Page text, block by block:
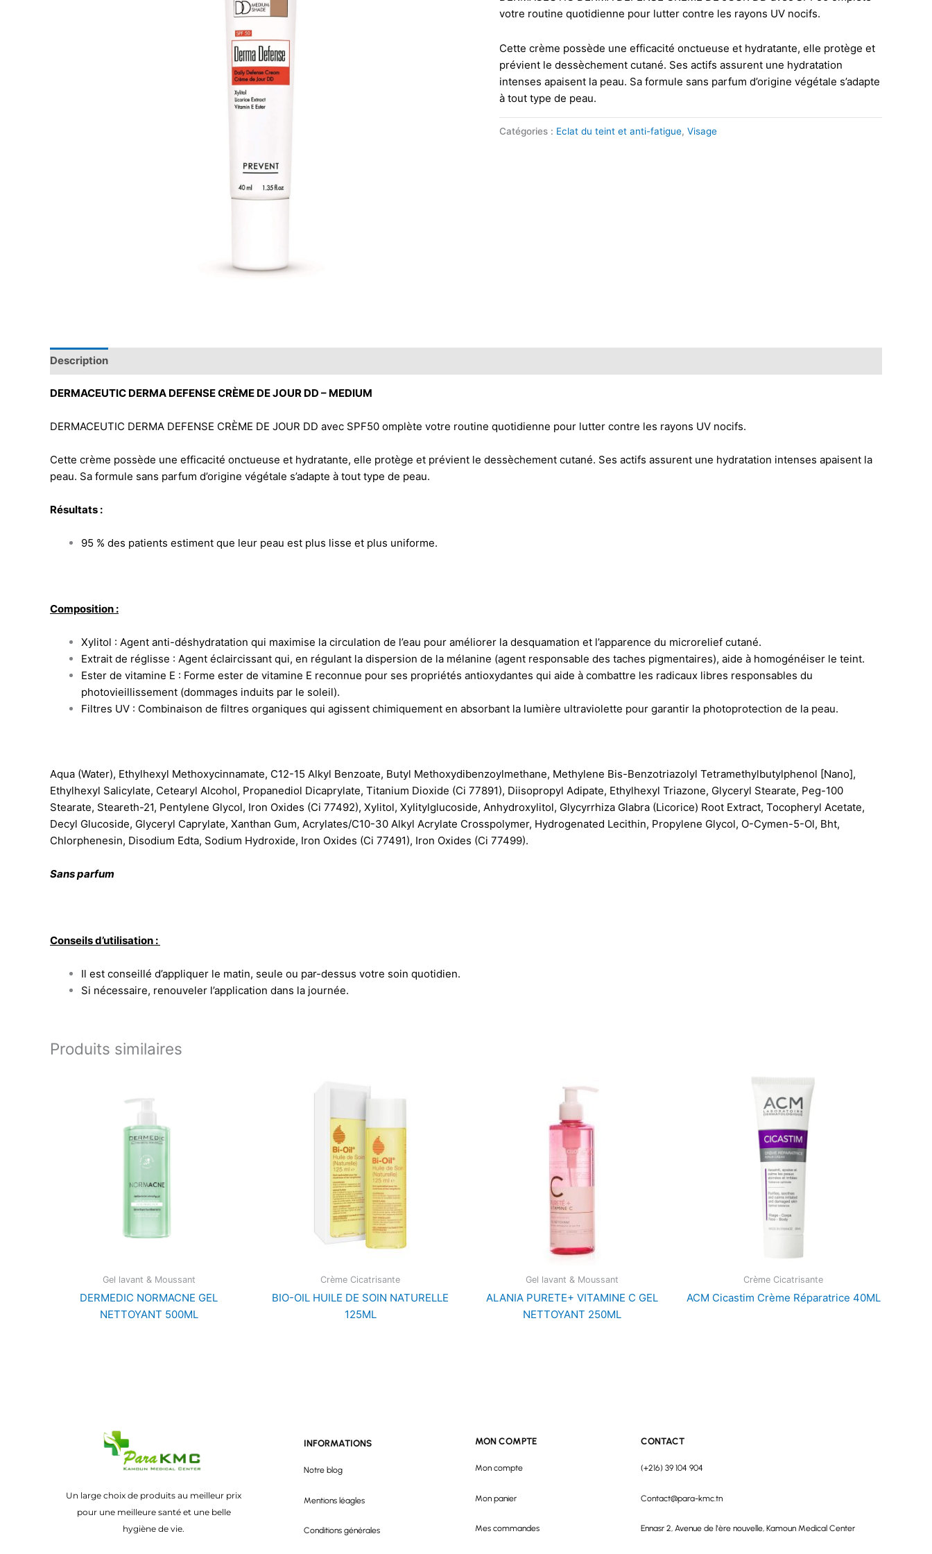
votre routine quotidienne pour lutter contre les rayons UV nocifs.
Cette crème possède une efficacité onctueuse et hydratante, elle protège et
prévient le dessèchement cutané. Ses actifs assurent une hydratation
intenses apaisent la peau. Sa formule sans parfum d’origine végétale s’adapte
à tout type de peau.
Catégories : Eclat du teint et anti-fatigue, Visage
Description
DERMACEUTIC DERMA DEFENSE CRÈME DE JOUR DD – MEDIUM
DERMACEUTIC DERMA DEFENSE CRÈME DE JOUR DD avec SPF50 omplète votre routine quotidienne pour lutter contre les rayons UV nocifs.
Cette crème possède une efficacité onctueuse et hydratante, elle protège et prévient le dessèchement cutané. Ses actifs assurent une hydratation intenses apaisent la
peau. Sa formule sans parfum d’origine végétale s’adapte à tout type de peau.
Résultats :
95 % des patients estiment que leur peau est plus lisse et plus uniforme.
Composition :
Xylitol : Agent anti-déshydratation qui maximise la circulation de l’eau pour améliorer la desquamation et l’apparence du microrelief cutané.
Extrait de réglisse : Agent éclaircissant qui, en régulant la dispersion de la mélanine (agent responsable des taches pigmentaires), aide à homogénéiser le teint.
Ester de vitamine E : Forme ester de vitamine E reconnue pour ses propriétés antioxydantes qui aide à combattre les radicaux libres responsables du
photovieillissement (dommages induits par le soleil).
Filtres UV : Combinaison de filtres organiques qui agissent chimiquement en absorbant la lumière ultraviolette pour garantir la photoprotection de la peau.
Aqua (Water), Ethylhexyl Methoxycinnamate, C12-15 Alkyl Benzoate, Butyl Methoxydibenzoylmethane, Methylene Bis-Benzotriazolyl Tetramethylbutylphenol [Nano],
Ethylhexyl Salicylate, Cetearyl Alcohol, Propanediol Dicaprylate, Titanium Dioxide (Ci 77891), Diisopropyl Adipate, Ethylhexyl Triazone, Glyceryl Stearate, Peg-100
Stearate, Steareth-21, Pentylene Glycol, Iron Oxides (Ci 77492), Xylitol, Xylitylglucoside, Anhydroxylitol, Glycyrrhiza Glabra (Licorice) Root Extract, Tocopheryl Acetate,
Decyl Glucoside, Glyceryl Caprylate, Xanthan Gum, Acrylates/C10-30 Alkyl Acrylate Crosspolymer, Hydrogenated Lecithin, Propylene Glycol, O-Cymen-5-Ol, Bht,
Chlorphenesin, Disodium Edta, Sodium Hydroxide, Iron Oxides (Ci 77491), Iron Oxides (Ci 77499).
Sans parfum
Conseils d’utilisation :
Il est conseillé d’appliquer le matin, seule ou par-dessus votre soin quotidien.
Si nécessaire, renouveler l’application dans la journée.
Produits similaires
Gel lavant & Moussant
DERMEDIC NORMACNE GEL
NETTOYANT 500ML
Crème Cicatrisante
BIO-OIL HUILE DE SOIN NATURELLE
125ML
Gel lavant & Moussant
ALANIA PURETE+ VITAMINE C GEL
NETTOYANT 250ML
Crème Cicatrisante
ACM Cicastim Crème Réparatrice 40ML
Un large choix de produits au meilleur prix
pour une meilleure santé et une belle
hygiène de vie.
INFORMATIONS
Notre blog
Mentions léagles
Conditions générales
MON COMPTE
Mon compte
Mon panier
Mes commandes
CONTACT
(+216) 39 104 904
Contact@para-kmc.tn
Ennasr 2, Avenue de l'ère nouvelle, Kamoun Medical Center